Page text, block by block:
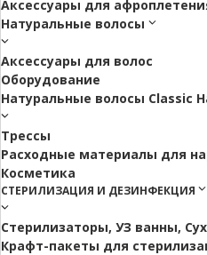
Аксессуары для
Натуральные волосы
Аксессуары для волос
Оборудование
Натуральные волосы Classic
Трессы
Расходные материалы для
Косметика
СТЕРИЛИЗАЦИЯ И ДЕЗИНФЕКЦИЯ
Стерилизаторы, УЗ ванны,
Крафт-пакеты для